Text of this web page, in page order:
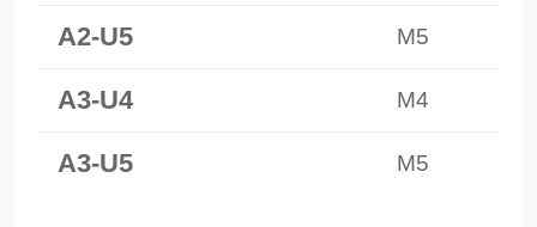
A2-U5 M5
A3-U4 M4
A3-U5 M5